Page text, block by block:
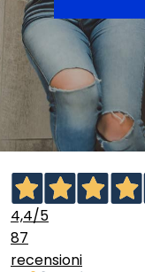
4,4/5
87
recensioni